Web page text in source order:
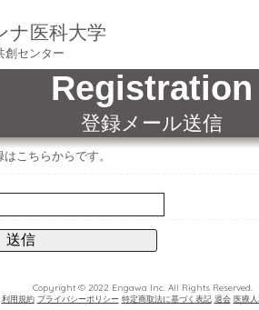
ナ医科大学
創センター
Registration
登録メール送信
こちらからです。
Copyright © 2022 Engawa Inc. All Rights Reserved.
利用規約 プライバシーポリシー 特定商取法に基づく表記 退会 医療